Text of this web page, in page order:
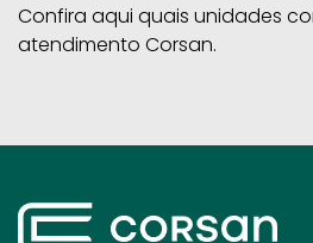
Confira aqui quais unidades
atendimento Corsan.